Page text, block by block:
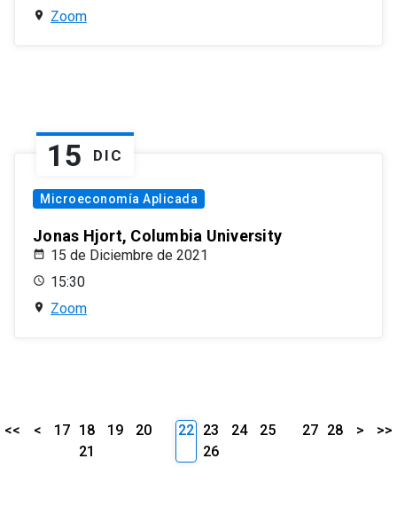
Zoom
15 DIC
Microeconomía Aplicada
Jonas Hjort, Columbia University
15 de Diciembre de 2021
15:30
Zoom
<< < 17 18 19
20
21
22 23 24
25
26
27 28 > >>